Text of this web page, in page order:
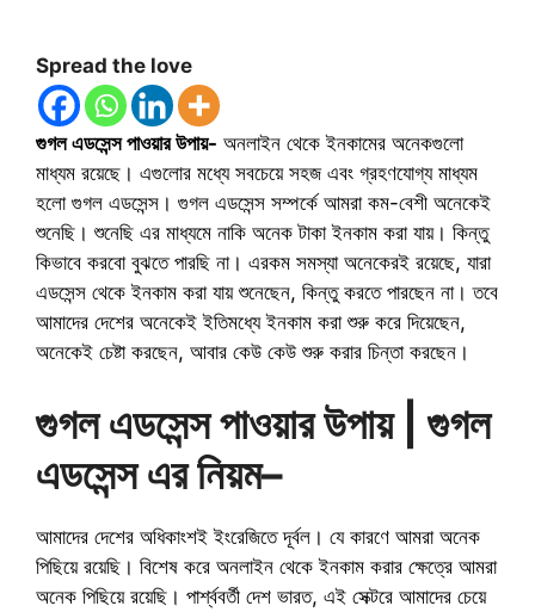
Spread the love
গুগল এডসেন্স পাওয়ার উপায়- অনলাইন থেকে ইনকামের অনেকগুলো
মাধ্যম রয়েছে। এগুলোর মধ্যে সবচেয়ে সহজ এবং গ্রহণযোগ্য মাধ্যম
হলো গুগল এডসেন্স। গুগল এডসেন্স সম্পর্কে আমরা কম-বেশী অনেকেই
শুনেছি। শুনেছি এর মাধ্যমে নাকি অনেক টাকা ইনকাম করা যায়। কিন্তু
কিভাবে করবো বুঝতে পারছি না। এরকম সমস্যা অনেকেরই রয়েছে, যারা
এডসেন্স থেকে ইনকাম করা যায় শুনেছেন, কিন্তু করতে পারছেন না। তবে
আমাদের দেশের অনেকেই ইতিমধ্যে ইনকাম করা শুরু করে দিয়েছেন,
অনেকেই চেষ্টা করছেন, আবার কেউ কেউ শুরু করার চিন্তা করছেন।
গুগল এডসেন্স পাওয়ার উপায় |গুগল
এডসেন্স এর নিয়ম–
আমাদের দেশের অধিকাংশই ইংরেজিতে দূর্বল। যে কারণে আমরা অনেক
পিছিয়ে রয়েছি। বিশেষ করে অনলাইন থেকে ইনকাম করার ক্ষেত্রে আমরা
অনেক পিছিয়ে রয়েছি। পার্শ্ববর্তী দেশ ভারত, এই সেক্টরে আমাদের চেয়ে